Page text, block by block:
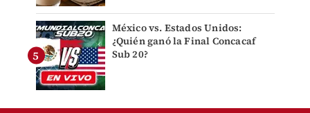
México vs. Estados Unidos:
¿Quién ganó la Final Concacaf
Sub 20?